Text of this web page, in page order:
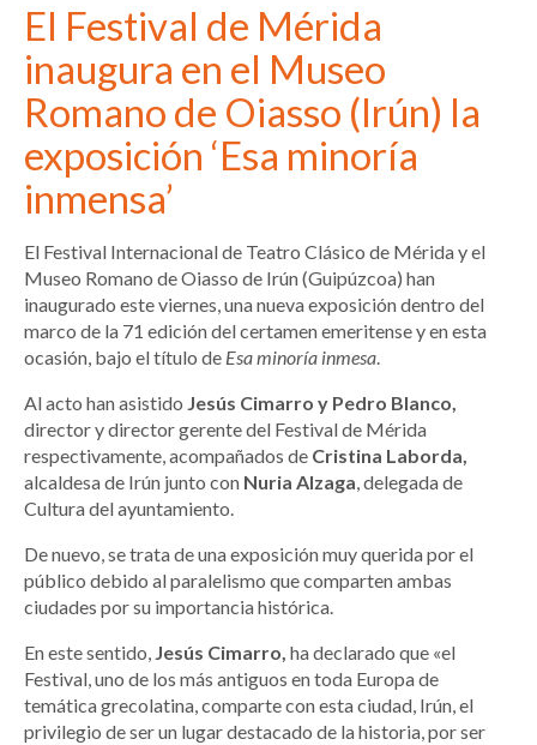
El Festival de Mérida
inaugura en el Museo
Romano de Oiasso (Irún) la
exposición ‘Esa minoría
inmensa’
El Festival Internacional de Teatro Clásico de Mérida y el
Museo Romano de Oiasso de Irún (Guipúzcoa) han
inaugurado este viernes, una nueva exposición dentro del
marco de la 71 edición del certamen emeritense y en esta
ocasión, bajo el título de Esa minoría inmesa.
Al acto han asistido Jesús Cimarro y Pedro Blanco,
director y director gerente del Festival de Mérida
respectivamente, acompañados de Cristina Laborda,
alcaldesa de Irún junto con Nuria Alzaga, delegada de
Cultura del ayuntamiento.
De nuevo, se trata de una exposición muy querida por el
público debido al paralelismo que comparten ambas
ciudades por su importancia histórica.
En este sentido, Jesús Cimarro, ha declarado que «el
Festival, uno de los más antiguos en toda Europa de
temática grecolatina, comparte con esta ciudad, Irún, el
privilegio de ser un lugar destacado de la historia, por ser